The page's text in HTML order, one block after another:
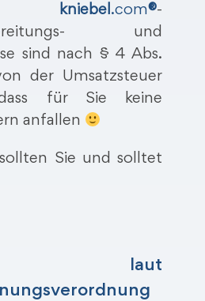
kniebel .com®-
und
sind nach § 4 Abs.
der Umsatzsteuer
für Sie keine
anfallen
Sie und solltet
laut